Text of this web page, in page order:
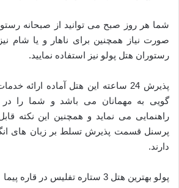
شما هر روز صبح می توانید از صبحانه
صورت نیاز همچنین برای ناهار و یا شام
رستوران هتل پولو نیز استفاده نمایید.
پذیرش 24 ساعته این هتل آماده
گویی به مهمانان می باشد و شما را در
راهنمایی می نماید و همچنین این نکته
پرسنل قسمت پذیرش تسلط بر زبان های
دارند.
پولو بهترین هتل 3 ستاره تفلیس در قاره پیما